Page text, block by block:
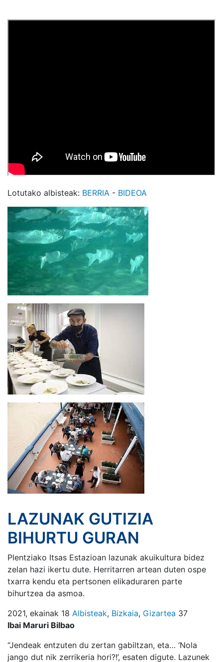
Lotutako albisteak: BERRIA - BIDEOA
LAZUNAK GUTIZIA
BIHURTU GURAN
Plentziako Itsas Estazioan lazunak akuikultura bidez
zelan hazi ikertu dute. Herritarren artean duten ospe
txarra kendu eta pertsonen elikaduraren parte
bihurtzea da asmoa.
2021, ekainak 18 Albisteak, Bizkaia, Gizartea 37
Ibai Maruri Bilbao
“Jendeak entzuten du zertan gabiltzan, eta… ‘Nola
jango dut nik zerrikeria hori?!’, esaten digute. Lazunek